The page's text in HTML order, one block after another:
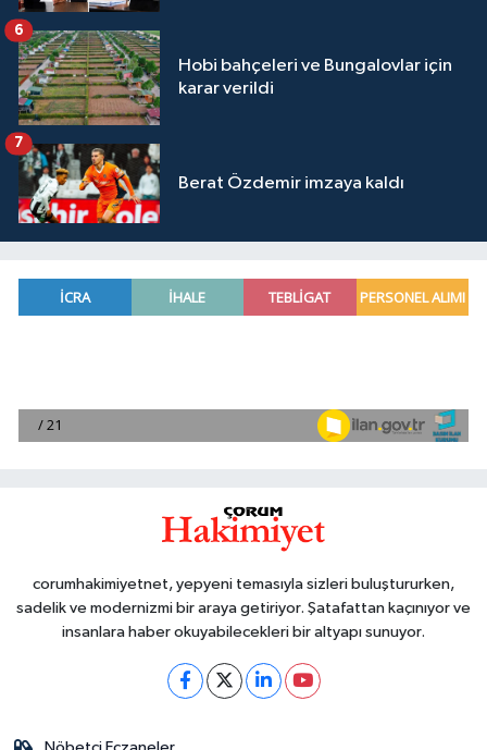
Hobi bahçeleri ve Bungalovlar için
karar verildi
6
Berat Özdemir imzaya kaldı
7
corumhakimiyetnet, yepyeni temasıyla sizleri buluştururken,
sadelik ve modernizmi bir araya getiriyor. Şatafattan kaçınıyor ve
insanlara haber okuyabilecekleri bir altyapı sunuyor.
Nöbetçi Eczaneler